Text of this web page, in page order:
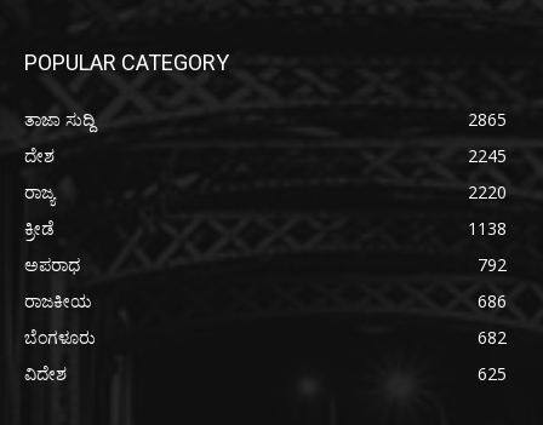
POPULAR CATEGORY
ತಾಜಾ ಸುದ್ದಿ
2865
ದೇಶ
2245
ರಾಜ್ಯ
2220
ಕ್ರೀಡೆ
1138
ಅಪರಾಧ
792
ರಾಜಕೀಯ
686
ಬೆಂಗಳೂರು
682
ವಿದೇಶ
625